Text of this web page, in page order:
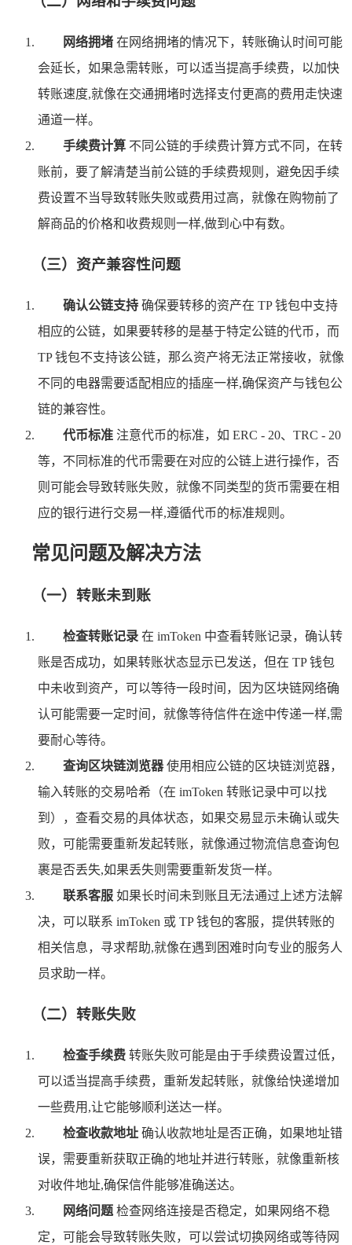
网络拥堵 在网络拥堵的情况下，转账确认时间可能
会延长，如果急需转账，可以适当提高手续费，以加快
转账速度,就像在交通拥堵时选择支付更高的费用走快速
通道一样。
手续费计算 不同公链的手续费计算方式不同，在转
账前，要了解清楚当前公链的手续费规则，避免因手续
费设置不当导致转账失败或费用过高，就像在购物前了
解商品的价格和收费规则一样,做到心中有数。
（三）资产兼容性问题
确认公链支持 确保要转移的资产在 TP 钱包中支持
相应的公链，如果要转移的是基于特定公链的代币，而
TP 钱包不支持该公链，那么资产将无法正常接收，就像
不同的电器需要适配相应的插座一样,确保资产与钱包公
链的兼容性。
代币标准 注意代币的标准，如 ERC - 20、TRC - 20
等，不同标准的代币需要在对应的公链上进行操作，否
则可能会导致转账失败，就像不同类型的货币需要在相
应的银行进行交易一样,遵循代币的标准规则。
常见问题及解决方法
（一）转账未到账
检查转账记录 在 imToken 中查看转账记录，确认转
账是否成功，如果转账状态显示已发送，但在 TP 钱包
中未收到资产，可以等待一段时间，因为区块链网络确
认可能需要一定时间，就像等待信件在途中传递一样,需
要耐心等待。
查询区块链浏览器使用相应公链的区块链浏览器，
输入转账的交易哈希（在 imToken 转账记录中可以找
到），查看交易的具体状态，如果交易显示未确认或失
败，可能需要重新发起转账，就像通过物流信息查询包
裹是否丢失,如果丢失则需要重新发货一样。
联系客服 如果长时间未到账且无法通过上述方法解
决，可以联系 imToken 或 TP 钱包的客服，提供转账的
相关信息，寻求帮助,就像在遇到困难时向专业的服务人
员求助一样。
（二）转账失败
检查手续费 转账失败可能是由于手续费设置过低，
可以适当提高手续费，重新发起转账，就像给快递增加
一些费用,让它能够顺利送达一样。
检查收款地址 确认收款地址是否正确，如果地址错
误，需要重新获取正确的地址并进行转账，就像重新核
对收件地址,确保信件能够准确送达。
网络问题 检查网络连接是否稳定，如果网络不稳
定，可能会导致转账失败，可以尝试切换网络或等待网